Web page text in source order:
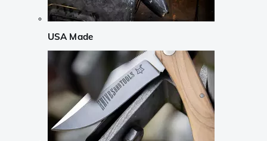
USA Made